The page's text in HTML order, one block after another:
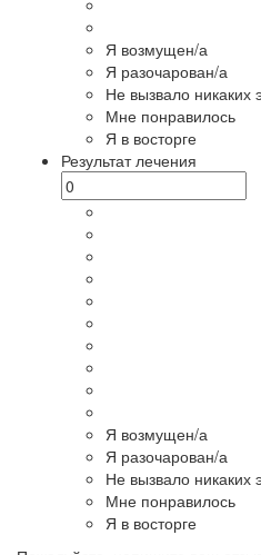
Я возмущен/а
Я разочарован/а
Не вызвало никаких
Мне понравилось
Я в восторге
Результат лечения
Я возмущен/а
Я разочарован/а
Не вызвало никаких
Мне понравилось
Я в восторге